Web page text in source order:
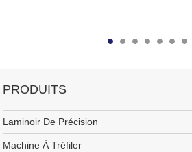
PRODUITS
Laminoir De Précision
Machine À Tréfiler